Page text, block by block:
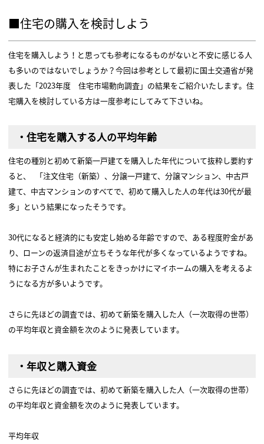
■住宅の購入を検討しよう
住宅を購入しよう！と思っても参考になるものがないと不安に感じる人
も多いのではないでしょうか？今回は参考として最初に国土交通省が発
表した「2023年度 住宅市場動向調査」の結果をご紹介いたします。住
宅購入を検討している方は一度参考にしてみて下さいね。
・住宅を購入する人の平均年齢
住宅の種別と初めて新築一戸建てを購入した年代について抜粋し要約す
ると、 「注文住宅（新築）、分譲一戸建て、分譲マンション、中古戸
建て、中古マンションのすべてで、初めて購入した人の年代は30代が最
多」という結果になったそうです。
30代になると経済的にも安定し始める年齢ですので、ある程度貯金があ
り、ローンの返済目途が立ちそうな年代が多くなっているようですね。
特にお子さんが生まれたことをきっかけにマイホームの購入を考えるよ
うになる方が多いようです。
さらに先ほどの調査では、初めて新築を購入した人（一次取得の世帯）
の平均年収と資金額を次のように発表しています。
・年収と購入資金
さらに先ほどの調査では、初めて新築を購入した人（一次取得の世帯）
の平均年収と資金額を次のように発表しています。
平均年収